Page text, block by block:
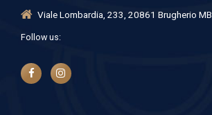
Viale Lombardia, 233, 20861 Brugherio MB
Follow us: